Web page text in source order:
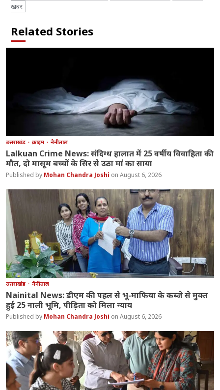
खबर
Related Stories
उत्तराखंड क्राइम नैनीताल
Lalkuan Crime News: संदिग्ध हालात में 25 वर्षीय विवाहिता की
मौत, दो मासूम बच्चों के सिर से उठा मां का साया
Mohan Chandra Joshi August 6, 2026
उत्तराखंड नैनीताल
Nainital News: डीएम की पहल से भू-माफिया के कब्जे से मुक्त
हुई 25 नाली भूमि, पीड़िता को मिला न्याय
Mohan Chandra Joshi August 6, 2026